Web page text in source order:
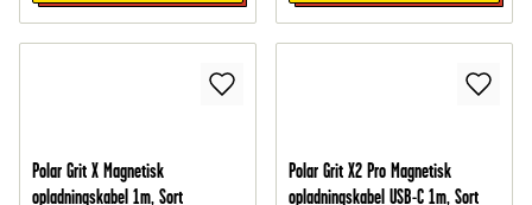
Polar Grit X Magnetisk
opladningskabel 1m, Sort
Polar Grit X2 Pro Magnetisk
opladningskabel USB-C 1m, Sort